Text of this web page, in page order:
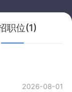
职位(1)
2026-08-01